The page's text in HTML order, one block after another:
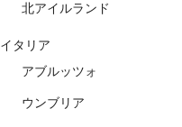
北アイルランド
イタリア
アブルッツォ
ウンブリア